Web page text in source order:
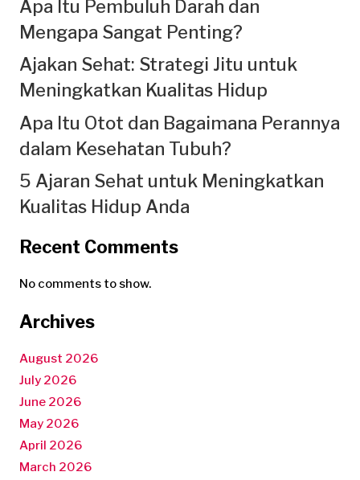
Apa Itu Pembuluh Darah dan
Mengapa Sangat Penting?
Ajakan Sehat: Strategi Jitu untuk
Meningkatkan Kualitas Hidup
Apa Itu Otot dan Bagaimana Perannya
dalam Kesehatan Tubuh?
5 Ajaran Sehat untuk Meningkatkan
Kualitas Hidup Anda
Recent Comments
No comments to show.
Archives
August 2026
July 2026
June 2026
May 2026
April 2026
March 2026